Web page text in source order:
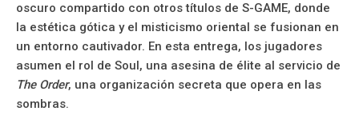
oscuro compartido con otros títulos de S-GAME, donde
la estética gótica y el misticismo oriental se fusionan en
un entorno cautivador. En esta entrega, los jugadores
asumen el rol de Soul, una asesina de élite al servicio de
The Order, una organización secreta que opera en las
sombras.